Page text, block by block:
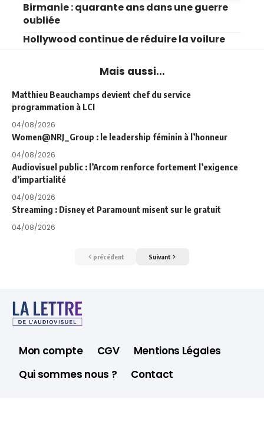
Birmanie : quarante ans dans une guerre
oubliée
Hollywood continue de réduire la voilure
Mais aussi...
Matthieu Beauchamps devient chef du service
programmation à LCI
04/08/2026
Women@NRJ_Group : le leadership féminin à l’honneur
04/08/2026
Audiovisuel public : l’Arcom renforce fortement l’exigence
d’impartialité
04/08/2026
Streaming : Disney et Paramount misent sur le gratuit
04/08/2026
précédent Suivant
Mon compte CGV
Mentions Légales
Qui sommes nous ?
Contact